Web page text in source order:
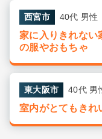
西宮市 40代 男性
家に入りきれない
の服やおもちゃ
東大阪市 40代 男
室内がとてもきれ